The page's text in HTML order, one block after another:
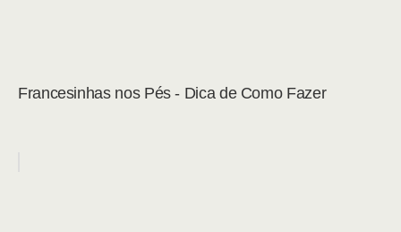
Francesinhas nos Pés - Dica de Como Fazer